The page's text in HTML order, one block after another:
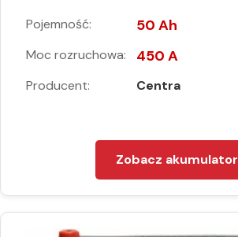
Pojemność: 50 Ah
Moc rozruchowa: 450 A
Producent: Centra
Zobacz akumulator